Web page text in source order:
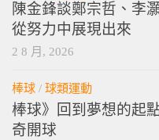
陳金鋒談鄭宗哲、李
從努力中展現出來
2 8 月, 2026
棒球 / 球類運動
棒球》回到夢想的起
奇開球